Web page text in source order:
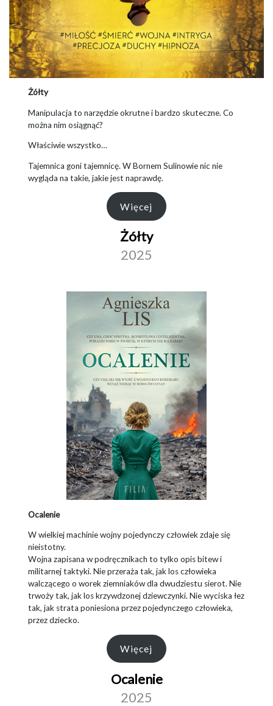
Żółty
Manipulacja to narzędzie okrutne i bardzo skuteczne. Co
można nim osiągnąć?
Właściwie wszystko…
Tajemnica goni tajemnicę. W Bornem Sulinowie nic nie
wygląda na takie, jakie jest naprawdę.
Więcej
Żółty
2025
Ocalenie
W wielkiej machinie wojny pojedynczy człowiek zdaje się
nieistotny.
Wojna zapisana w podręcznikach to tylko opis bitew i
militarnej taktyki. Nie przeraża tak, jak los człowieka
walczącego o worek ziemniaków dla dwudziestu sierot. Nie
trwoży tak, jak los krzywdzonej dziewczynki. Nie wyciska łez
tak, jak strata poniesiona przez pojedynczego człowieka,
przez dziecko.
Więcej
Ocalenie
2025